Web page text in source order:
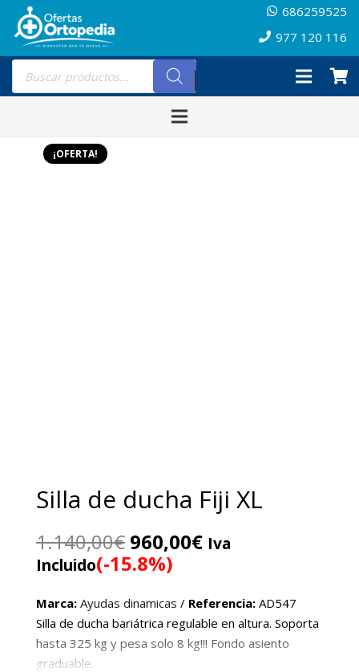
686259525
977 120 116
Búsqueda
productos
¡OFERTA!
Silla de ducha Fiji XL
1.140,00€ El
precio
original
era:
1.140,00€.
960,00€El
es:
960,00€.
Iva
Incluido(-15.8%)
Marca: Ayudas dinamicas / Referencia: AD547
Silla de ducha bariátrica regulable en altura. Soporta
hasta 325 kg y pesa solo 8 kg!!! Fondo asiento
graduable.